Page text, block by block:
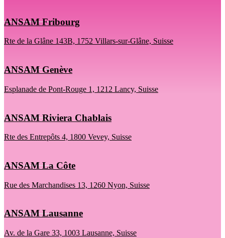
ANSAM Fribourg
Rte de la Glâne 143B, 1752 Villars-sur-Glâne, Suisse
ANSAM Genève
Esplanade de Pont-Rouge 1, 1212 Lancy, Suisse
ANSAM Riviera Chablais
Rte des Entrepôts 4, 1800 Vevey, Suisse
ANSAM La Côte
Rue des Marchandises 13, 1260 Nyon, Suisse
ANSAM Lausanne
Av. de la Gare 33, 1003 Lausanne, Suisse